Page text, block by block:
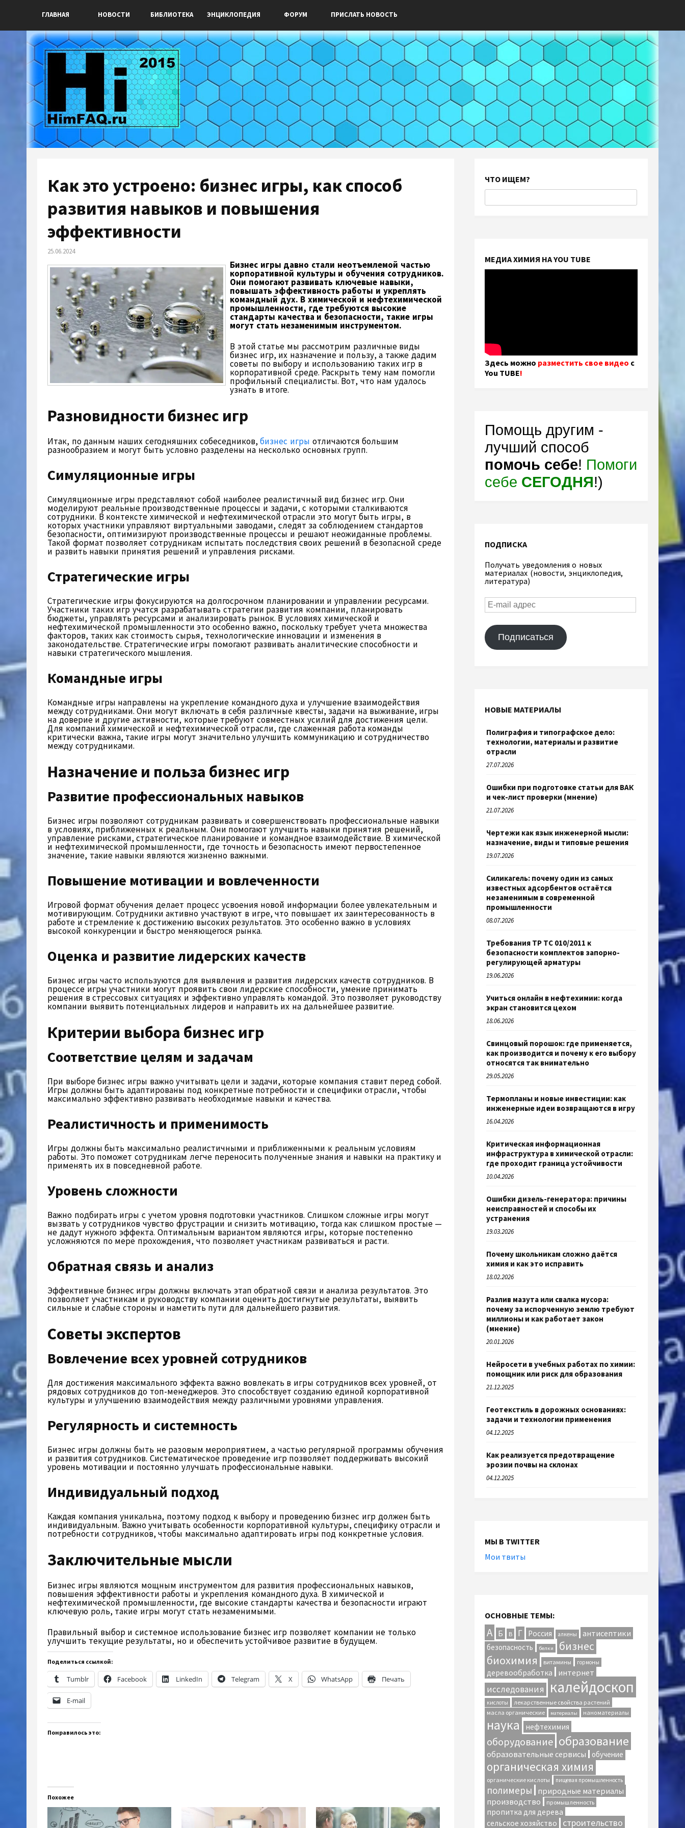
ГЛАВНАЯ НОВОСТИ БИБЛИОТЕКА ЭНЦИКЛОПЕДИЯ ФОРУМ ПРИСЛАТЬ НОВОСТЬ
Как это устроено: бизнес игры, как способ
развития навыков и повышения
эффективности
25.06.2024
Бизнес игры давно стали неотъемлемой частью
корпоративной культуры и обучения сотрудников.
Они помогают развивать ключевые навыки,
повышать эффективность работы и укреплять
командный дух. В химической и нефтехимической
промышленности, где требуются высокие
стандарты качества и безопасности, такие игры
могут стать незаменимым инструментом.
В этой статье мы рассмотрим различные виды
бизнес игр, их назначение и пользу, а также дадим
советы по выбору и использованию таких игр в
корпоративной среде. Раскрыть тему нам помогли
профильный специалисты. Вот, что нам удалось
узнать в итоге.
Разновидности бизнес игр
Итак, по данным наших сегодняшних собеседников,бизнес игры отличаются большим
разнообразием и могут быть условно разделены на несколько основных групп.
Симуляционные игры
Симуляционные игры представляют собой наиболее реалистичный вид бизнес игр. Они
моделируют реальные производственные процессы и задачи, с которыми сталкиваются
сотрудники. В контексте химической и нефтехимической отрасли это могут быть игры, в
которых участники управляют виртуальными заводами, следят за соблюдением стандартов
безопасности, оптимизируют производственные процессы и решают неожиданные проблемы.
Такой формат позволяет сотрудникам испытать последствия своих решений в безопасной среде
и развить навыки принятия решений и управления рисками.
Стратегические игры
Стратегические игры фокусируются на долгосрочном планировании и управлении ресурсами.
Участники таких игр учатся разрабатывать стратегии развития компании, планировать
бюджеты, управлять ресурсами и анализировать рынок. В условиях химической и
нефтехимической промышленности это особенно важно, поскольку требует учета множества
факторов, таких как стоимость сырья, технологические инновации и изменения в
законодательстве. Стратегические игры помогают развивать аналитические способности и
навыки стратегического мышления.
Командные игры
Командные игры направлены на укрепление командного духа и улучшение взаимодействия
между сотрудниками. Они могут включать в себя различные квесты, задачи на выживание, игры
на доверие и другие активности, которые требуют совместных усилий для достижения цели.
Для компаний химической и нефтехимической отрасли, где слаженная работа команды
критически важна, такие игры могут значительно улучшить коммуникацию и сотрудничество
между сотрудниками.
Назначение и польза бизнес игр
Развитие профессиональных навыков
Бизнес игры позволяют сотрудникам развивать и совершенствовать профессиональные навыки
в условиях, приближенных к реальным. Они помогают улучшить навыки принятия решений,
управление рисками, стратегическое планирование и командное взаимодействие. В химической
и нефтехимической промышленности, где точность и безопасность имеют первостепенное
значение, такие навыки являются жизненно важными.
Повышение мотивации и вовлеченности
Игровой формат обучения делает процесс усвоения новой информации более увлекательным и
мотивирующим. Сотрудники активно участвуют в игре, что повышает их заинтересованность в
работе и стремление к достижению высоких результатов. Это особенно важно в условиях
высокой конкуренции и быстро меняющегося рынка.
Оценка и развитие лидерских качеств
Бизнес игры часто используются для выявления и развития лидерских качеств сотрудников. В
процессе игры участники могут проявить свои лидерские способности, умение принимать
решения в стрессовых ситуациях и эффективно управлять командой. Это позволяет руководству
компании выявить потенциальных лидеров и направить их на дальнейшее развитие.
Критерии выбора бизнес игр
Соответствие целям и задачам
При выборе бизнес игры важно учитывать цели и задачи, которые компания ставит перед собой.
Игры должны быть адаптированы под конкретные потребности и специфики отрасли, чтобы
максимально эффективно развивать необходимые навыки и качества.
Реалистичность и применимость
Игры должны быть максимально реалистичными и приближенными к реальным условиям
работы. Это поможет сотрудникам легче переносить полученные знания и навыки на практику и
применять их в повседневной работе.
Уровень сложности
Важно подбирать игры с учетом уровня подготовки участников. Слишком сложные игры могут
вызвать у сотрудников чувство фрустрации и снизить мотивацию, тогда как слишком простые —
не дадут нужного эффекта. Оптимальным вариантом являются игры, которые постепенно
усложняются по мере прохождения, что позволяет участникам развиваться и расти.
Обратная связь и анализ
Эффективные бизнес игры должны включать этап обратной связи и анализа результатов. Это
позволяет участникам и руководству компании оценить достигнутые результаты, выявить
сильные и слабые стороны и наметить пути для дальнейшего развития.
Советы экспертов
Вовлечение всех уровней сотрудников
Для достижения максимального эффекта важно вовлекать в игры сотрудников всех уровней, от
рядовых сотрудников до топ-менеджеров. Это способствует созданию единой корпоративной
культуры и улучшению взаимодействия между различными уровнями управления.
Регулярность и системность
Бизнес игры должны быть не разовым мероприятием, а частью регулярной программы обучения
и развития сотрудников. Систематическое проведение игр позволяет поддерживать высокий
уровень мотивации и постоянно улучшать профессиональные навыки.
Индивидуальный подход
Каждая компания уникальна, поэтому подход к выбору и проведению бизнес игр должен быть
индивидуальным. Важно учитывать особенности корпоративной культуры, специфику отрасли и
потребности сотрудников, чтобы максимально адаптировать игры под конкретные условия.
Заключительные мысли
Бизнес игры являются мощным инструментом для развития профессиональных навыков,
повышения эффективности работы и укрепления командного духа. В химической и
нефтехимической промышленности, где высокие стандарты качества и безопасности играют
ключевую роль, такие игры могут стать незаменимыми.
Правильный выбор и системное использование бизнес игр позволяет компании не только
улучшить текущие результаты, но и обеспечить устойчивое развитие в будущем.
Поделиться ссылкой:
Tumblr Facebook LinkedIn Telegram X WhatsApp Печать
E-mail
Понравилось это:
Похожее
ЧТО ИЩЕМ?
МЕДИА ХИМИЯ НА YOU TUBE
Здесь можно разместить свое видео с
You TUBE!
Помощь другим -
лучший способ
помочь себе! Помоги
себе СЕГОДНЯ!)
ПОДПИСКА
Получать уведомления о новых
материалах (новости, энциклопедия,
литература)
Подписаться
НОВЫЕ МАТЕРИАЛЫ
Полиграфия и типографское дело:
технологии, материалы и развитие
отрасли
27.07.2026
Ошибки при подготовке статьи для ВАК
и чек-лист проверки (мнение)
21.07.2026
Чертежи как язык инженерной мысли:
назначение, виды и типовые решения
19.07.2026
Силикагель: почему один из самых
известных адсорбентов остаётся
незаменимым в современной
промышленности
08.07.2026
Требования ТР ТС 010/2011 к
безопасности комплектов запорно-
регулирующей арматуры
19.06.2026
Учиться онлайн в нефтехимии: когда
экран становится цехом
18.06.2026
Свинцовый порошок: где применяется,
как производится и почему к его выбору
относятся так внимательно
29.05.2026
Термопланы и новые инвестиции: как
инженерные идеи возвращаются в игру
16.04.2026
Критическая информационная
инфраструктура в химической отрасли:
где проходит граница устойчивости
10.04.2026
Ошибки дизель-генератора: причины
неисправностей и способы их
устранения
19.03.2026
Почему школьникам сложно даётся
химия и как это исправить
18.02.2026
Разлив мазута или свалка мусора:
почему за испорченную землю требуют
миллионы и как работает закон
(мнение)
20.01.2026
Нейросети в учебных работах по химии:
помощник или риск для образования
21.12.2025
Геотекстиль в дорожных основаниях:
задачи и технологии применения
04.12.2025
Как реализуется предотвращение
эрозии почвы на склонах
04.12.2025
МЫ В TWITTER
Мои твиты
ОСНОВНЫЕ ТЕМЫ:
А Б В Г Россия алкены антисептики
безопасность белки бизнес
биохимия витамины гормоны
деревообработка интернет
исследования калейдоскоп
кислоты
лекарственные свойства растений
масла органические
материалы наноматериалы
наука нефтехимия
оборудование образование
образовательные сервисы обучение
органическая химия
органические кислоты пищевая промышленность
полимеры
природные материалы
производство
промышленность
пропитка для дерева
сельское хозяйство
строительство